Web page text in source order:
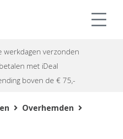
werkdagen verzonden
met iDeal
boven de € 75,-
Overhemden